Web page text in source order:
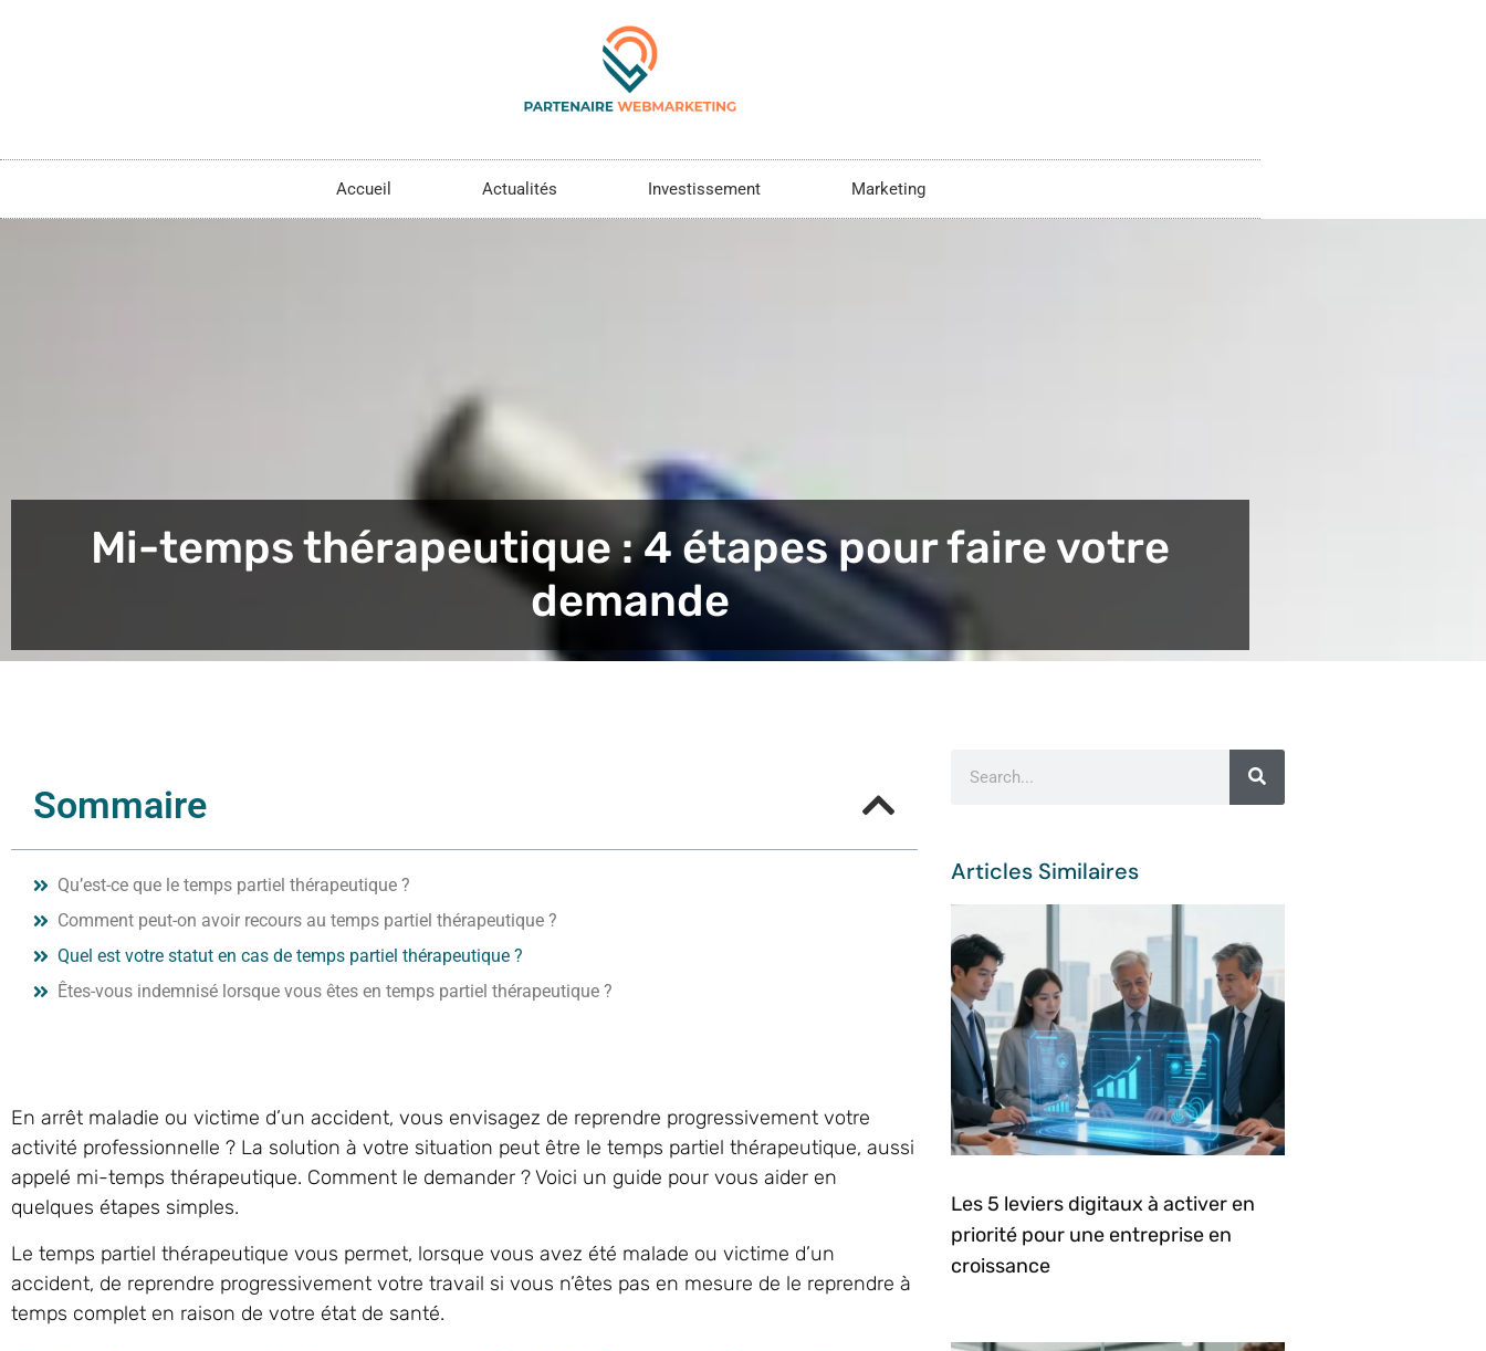
Accueil Actualités Investissement Marketing
Mi-temps thérapeutique : 4 étapes pour faire votre
demande
Sommaire
Qu’est-ce que le temps partiel thérapeutique ?
Comment peut-on avoir recours au temps partiel thérapeutique ?
Quel est votre statut en cas de temps partiel thérapeutique ?
Êtes-vous indemnisé lorsque vous êtes en temps partiel thérapeutique ?
En arrêt maladie ou victime d’un accident, vous envisagez de reprendre progressivement votre
activité professionnelle ? La solution à votre situation peut être le temps partiel thérapeutique, aussi
appelé mi-temps thérapeutique. Comment le demander ? Voici un guide pour vous aider en
quelques étapes simples.
Le temps partiel thérapeutique vous permet, lorsque vous avez été malade ou victime d’un
accident, de reprendre progressivement votre travail si vous n’êtes pas en mesure de le reprendre à
temps complet en raison de votre état de santé.
Articles Similaires
Les 5 leviers digitaux à activer en
priorité pour une entreprise en
croissance